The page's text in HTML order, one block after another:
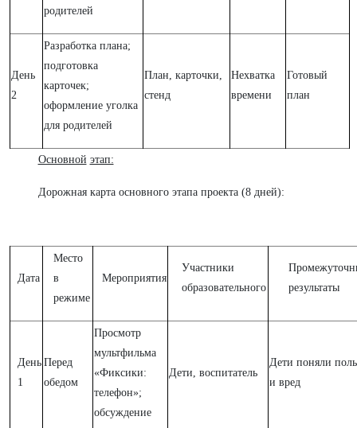
родителей
День
2
Разработка плана;
подготовка
карточек;
оформление уголка
для родителей
План, карточки,
стенд
Нехватка
времени
Готовый
план
Основной этап:
Дорожная карта основного этапа проекта (8 дней):
Дата
Место
в
режиме
Мероприятия
Участники
образовательного
результаты
День
1
Перед
обедом
Просмотр
мультфильма
«Фиксики:
телефон»;
обсуждение
Дети, воспитатель
Дети поняли
и вред